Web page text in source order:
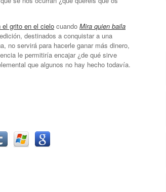
el grito en el cielo cuando Mira quien baila
destinados a conquistar a una
no servirá para hacerle ganar más dinero,
le permitiría encajar ¿de qué sirve
que algunos no hay hecho todavía.